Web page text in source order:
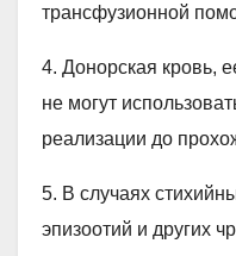
трансфузионной
4. Донорская кровь,
не могут
реализации до
5. В случаях
эпизоотий и других